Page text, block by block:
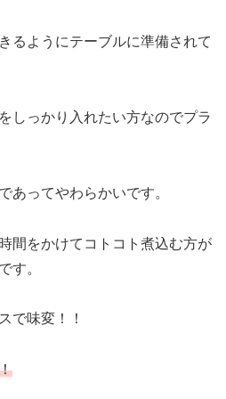
るようにテーブルに準備されて
しっかり入れたい方なのでプラ
あってやわらかいです。
間をかけてコトコト煮込む方が
す。
で味変！！